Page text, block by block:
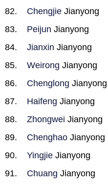
Chengjie Jianyong
Peijun Jianyong
Jianxin Jianyong
Weirong Jianyong
Chenglong Jianyong
Haifeng Jianyong
Zhongwei Jianyong
Chenghao Jianyong
Yingjie Jianyong
Chuang Jianyong